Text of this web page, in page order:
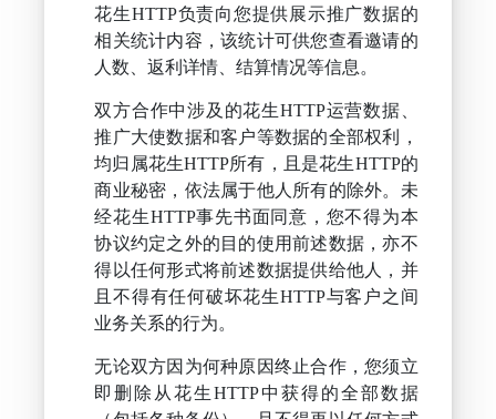
花生HTTP负责向您提供展示推广数据的
相关统计内容，该统计可供您查看邀请的
人数、返利详情、结算情况等信息。
双方合作中涉及的花生HTTP运营数据、
推广大使数据和客户等数据的全部权利，
均归属花生HTTP所有，且是花生HTTP的
商业秘密，依法属于他人所有的除外。未
经花生HTTP事先书面同意，您不得为本
协议约定之外的目的使用前述数据，亦不
得以任何形式将前述数据提供给他人，并
且不得有任何破坏花生HTTP与客户之间
业务关系的行为。
无论双方因为何种原因终止合作，您须立
即删除从花生HTTP中获得的全部数据